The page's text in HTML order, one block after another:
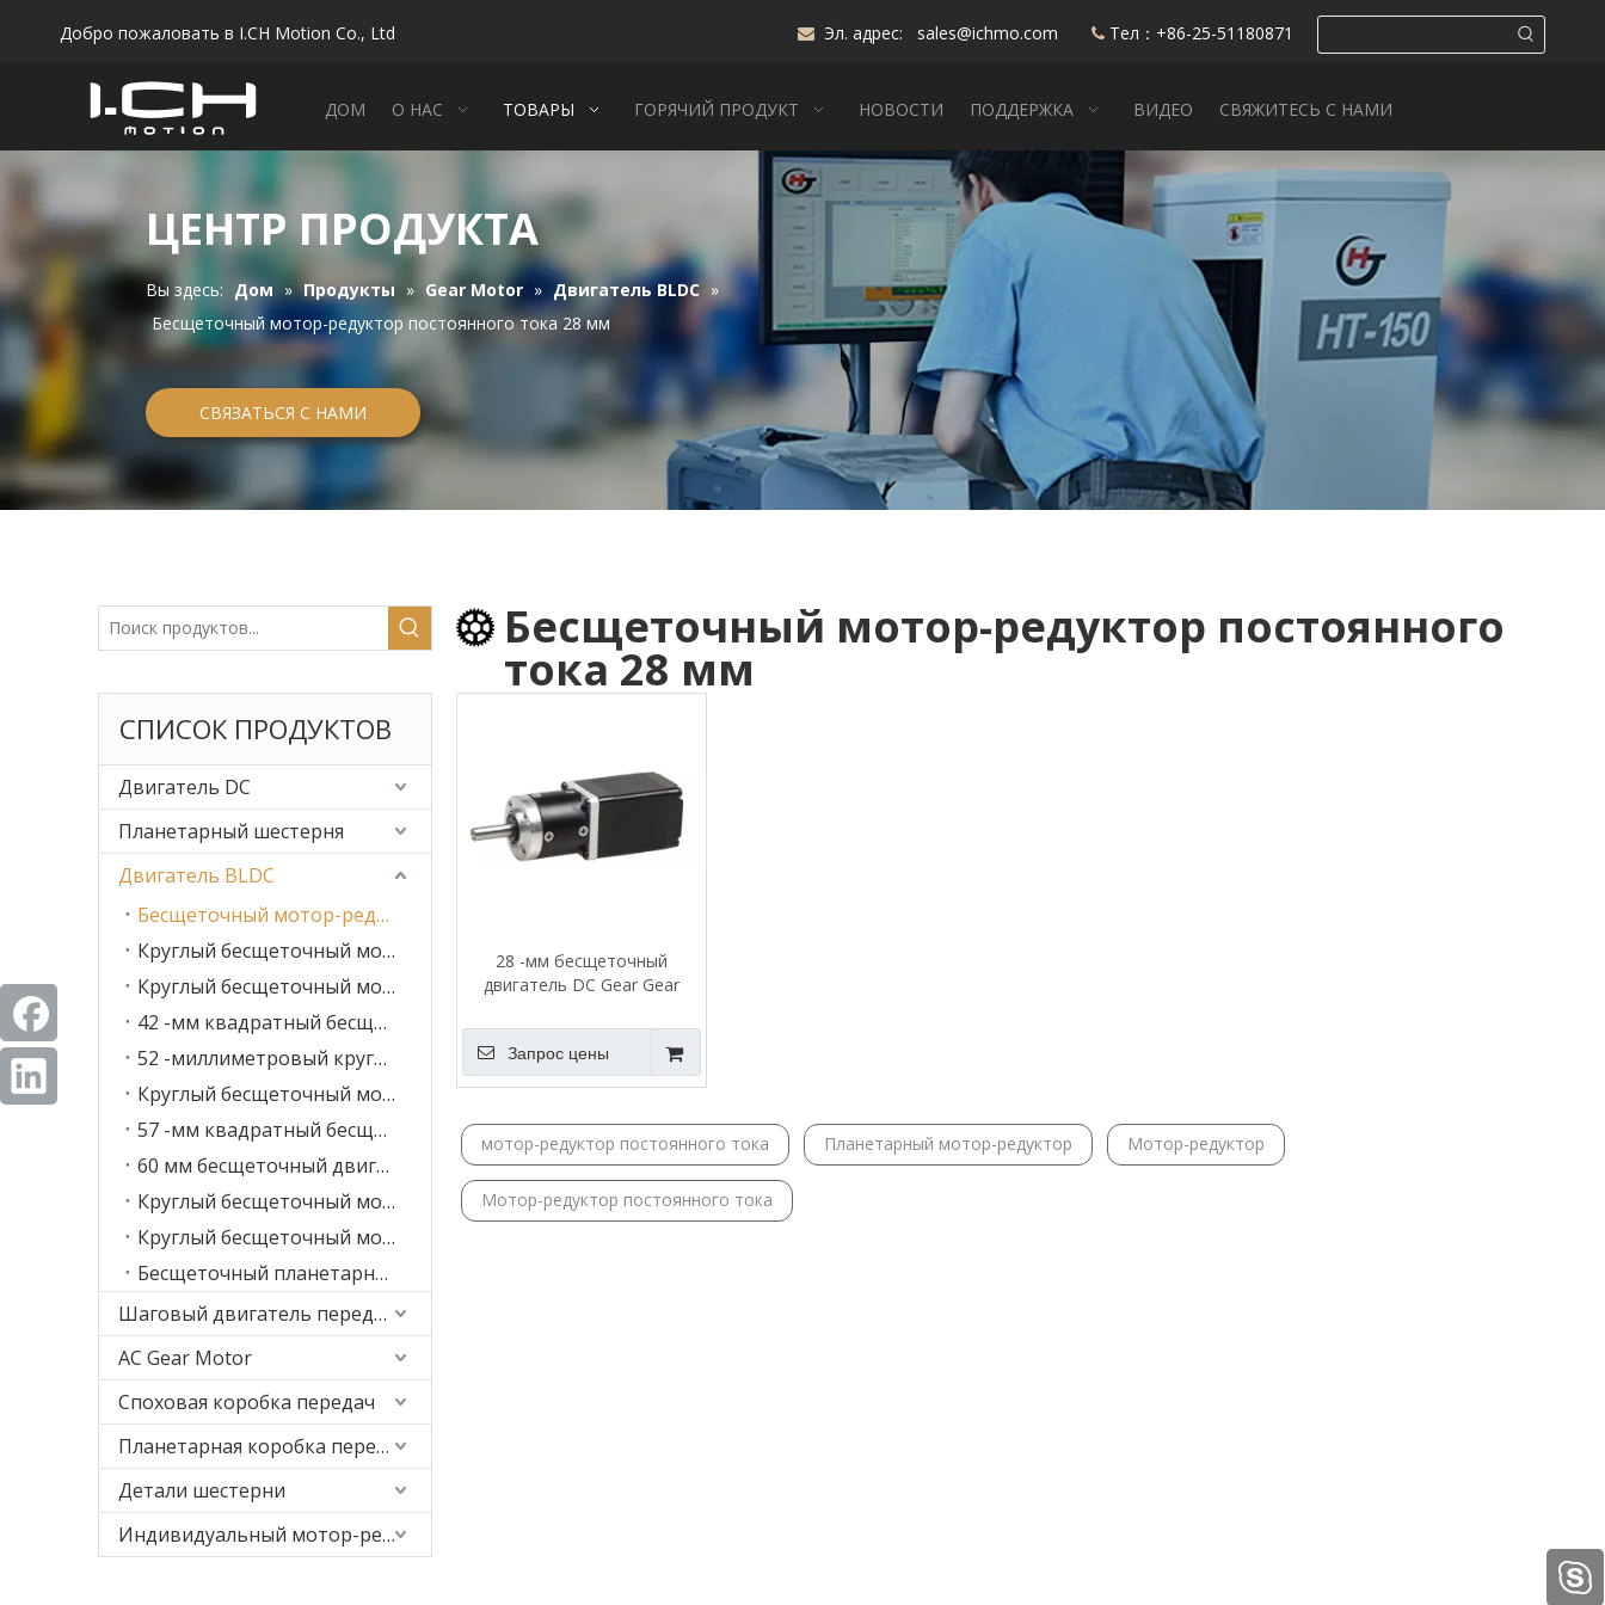
Добро пожаловать в I.CH Motion Co., Ltd  Эл. адрес: sales@ichmo.com  Тел：+86-25-51180871
ДОМ О НАС ТОВАРЫ ГОРЯЧИЙ ПРОДУКТ НОВОСТИ ПОДДЕРЖКА ВИДЕО СВЯЖИТЕСЬ С НАМИ
ЦЕНТР ПРОДУКТА
Вы здесь: Дом » Продукты » Gear Motor » Двигатель BLDC »
Бесщеточный мотор-редуктор постоянного тока 28 мм
СВЯЗАТЬСЯ С НАМИ
СПИСОК ПРОДУКТОВ
Двигатель DC
Планетарный шестерня
Двигатель BLDC
Бесщеточный мотор-редуктор постоянного тока 28 мм
Круглый бесщеточный мотор-редуктор постоянного тока, 32 мм
Круглый бесщеточный мотор-редуктор постоянного тока, 42 мм
42 -мм квадратный бесщеточный двигатель постоянного тока.
52 -миллиметровый круглый бесщеточный двигатель постоянного тока.
Круглый бесщеточный мотор-редуктор постоянного тока, 57 мм
57 -мм квадратный бесщеточный двигатель постоянного тока.
60 мм бесщеточный двигатель DC Gear
Круглый бесщеточный мотор-редуктор постоянного тока, 62 мм
Круглый бесщеточный мотор-редуктор постоянного тока 82 мм
Бесщеточный планетарный мотор-редуктор постоянного тока, 86 мм
Шаговый двигатель передачи
AC Gear Motor
Споховая коробка передач
Планетарная коробка передач
Детали шестерни
Индивидуальный мотор-редуктор
Бесщеточный мотор-редуктор постоянного
тока 28 мм
28 -мм бесщеточный
двигатель DC Gear Gear
Запрос цены
мотор-редуктор постоянного тока Планетарный мотор-редуктор Мотор-редуктор
Мотор-редуктор постоянного тока